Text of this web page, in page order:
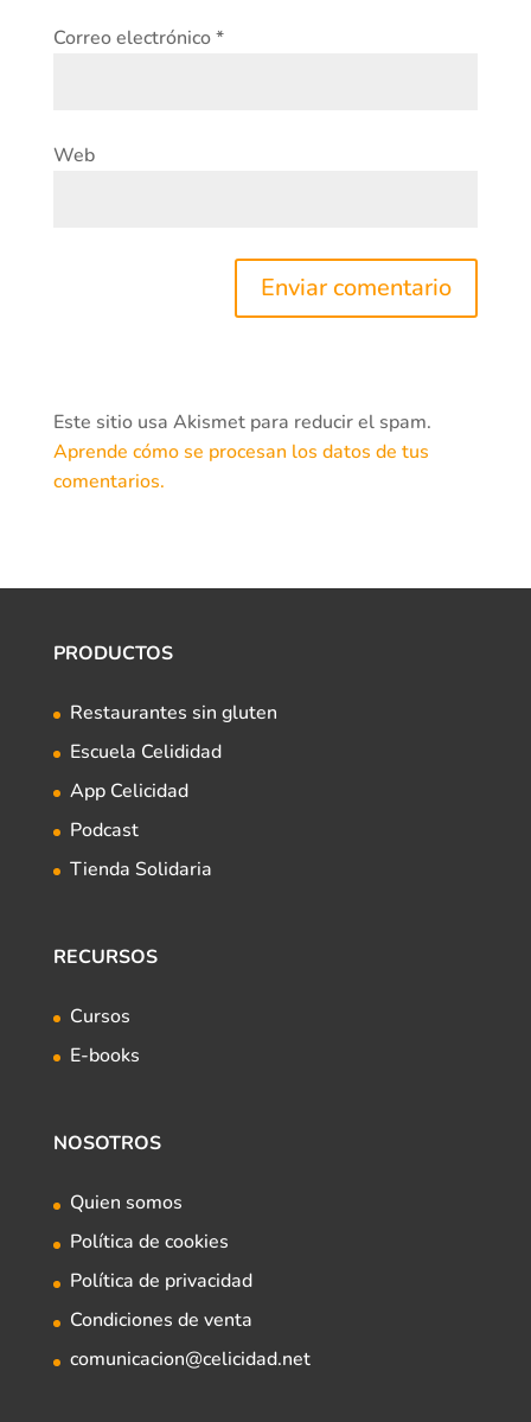
Correo electrónico*
Web
Este sitio usa Akismet para reducir el spam.
Aprende cómo se procesan los datos de tus
comentarios.
PRODUCTOS
Restaurantes sin gluten
Escuela Celididad
App Celicidad
Podcast
Tienda Solidaria
RECURSOS
Cursos
E-books
NOSOTROS
Quien somos
Política de cookies
Política de privacidad
Condiciones de venta
comunicacion@celicidad.net